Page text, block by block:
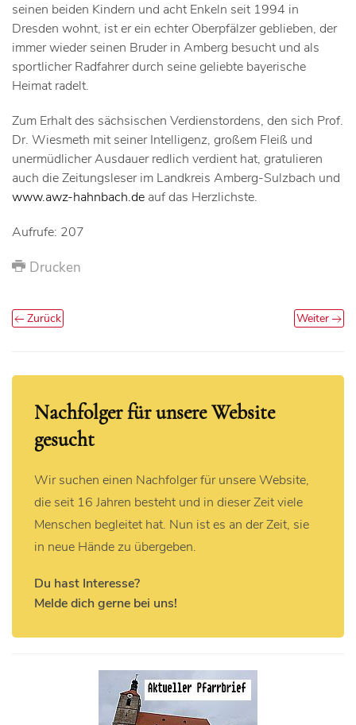
seinen beiden Kindern und acht Enkeln seit 1994 in
Dresden wohnt, ist er ein echter Oberpfälzer geblieben, der
immer wieder seinen Bruder in Amberg besucht und als
sportlicher Radfahrer durch seine geliebte bayerische
Heimat radelt.
Zum Erhalt des sächsischen Verdienstordens, den sich Prof.
Dr. Wiesmeth mit seiner Intelligenz, großem Fleiß und
unermüdlicher Ausdauer redlich verdient hat, gratulieren
auch die Zeitungsleser im Landkreis Amberg-Sulzbach und
www.awz-hahnbach.de auf das Herzlichste.
Aufrufe: 207
Drucken
Zurück Weiter
Nachfolger für unsere Website
gesucht
Wir suchen einen Nachfolger für unsere Website,
die seit 16 Jahren besteht und in dieser Zeit viele
Menschen begleitet hat. Nun ist es an der Zeit, sie
in neue Hände zu übergeben.
Du hast Interesse?
Melde dich gerne bei uns!